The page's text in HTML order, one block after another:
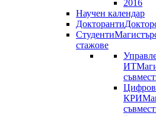
2016
Научен календар
Докторанти
Студенти
стажове
ИТ
КРИ